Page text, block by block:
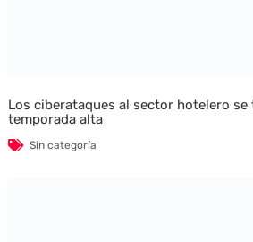
Los ciberataques al sector hotelero
temporada alta
Sin categoría